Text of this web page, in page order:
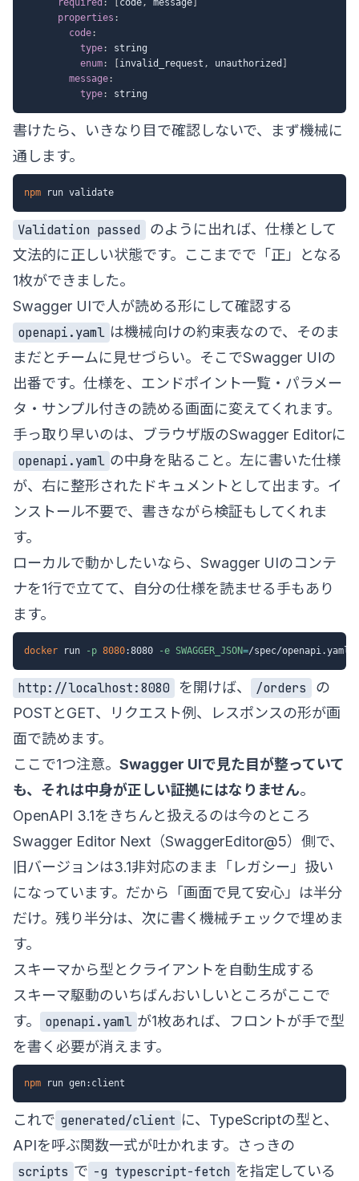
required : code, message
properties :
code:
type:
string
enum: invalid_request , unauthorized
message:
type:
書けたら、いきなり目で確認しないで、まず機械に
通します。
npm
Validation passed
のように出れば、仕様として
文法的に正しい状態です。ここまでで「正」となる
1枚ができました。
Swagger UIで人が読める形にして確認する
openapi.yaml は機械向けの約束表なので、そのま
まだとチームに見せづらい。そこでSwagger UIの
出番です。仕様を、エンドポイント一覧・パラメー
タ・サンプル付きの読める画面に変えてくれます。
手っ取り早いのは、ブラウザ版のSwagger Editorに
openapi.yaml の中身を貼ること。左に書いた仕様
が、右に整形されたドキュメントとして出ます。イ
ンストール不要で、書きながら検証もしてくれま
す。
ローカルで動かしたいなら、Swagger UIのコンテ
ナを1行で立てて、自分の仕様を読ませる手もあり
ます。
docker run -p 8080:8080 -e SWAGGER_JSON=/spec/openapi.yaml
http://localhost:8080 を開けば、 /orders
の
POSTとGET、リクエスト例、レスポンスの形が画
面で読めます。
ここで1つ注意。 Swagger UIで見た目が整っていて
も、それは中身が正しい証拠にはなりません。
OpenAPI 3.1をきちんと扱えるのは今のところ
Swagger Editor Next（SwaggerEditor@5）側で、
旧バージョンは3.1非対応のまま「レガシー」扱い
になっています。だから「画面で見て安心」は半分
だけ。残り半分は、次に書く機械チェックで埋めま
す。
スキーマから型とクライアントを自動生成する
スキーマ駆動のいちばんおいしいところがここで
す。
openapi.yaml が1枚あれば、フロントが手で型
を書く必要が消えます。
npm
これで generated/client に、TypeScriptの型と、
APIを呼ぶ関数一式が吐かれます。さっきの
scripts で -g typescript-fetch を指定している